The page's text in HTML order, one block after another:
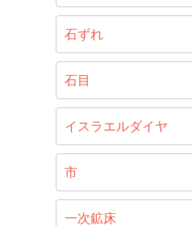
石ずれ
石目
イスラエルダイヤ
市
一次鉱床